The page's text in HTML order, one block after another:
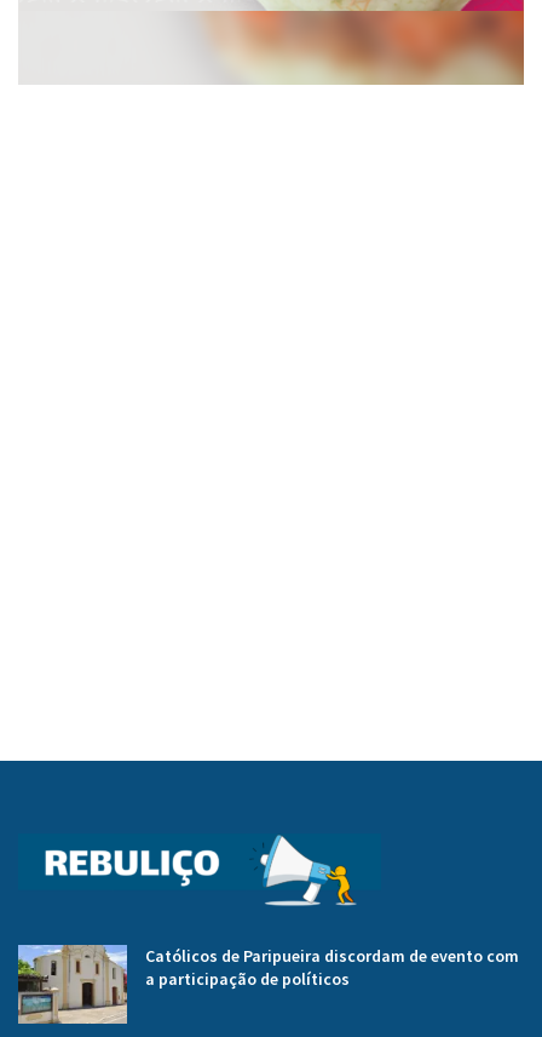
Católicos de Paripueira discordam de evento com
a participação de políticos